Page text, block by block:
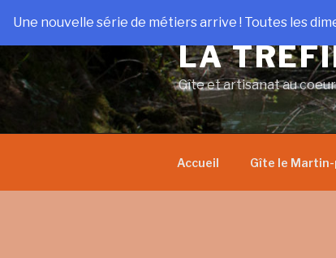
contenu
principal
LA
Gîte et artisanat au coeur
Accueil Gîte le
Une nouvelle série de métiers arrive ! Toutes les